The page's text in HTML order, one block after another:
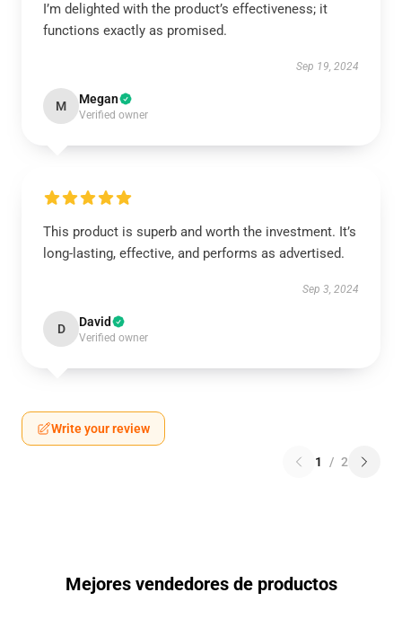
I’m delighted with the product’s effectiveness; it
functions exactly as promised.
Sep 19, 2024
M Megan
Verified owner
This product is superb and worth the investment. It’s
long-lasting, effective, and performs as advertised.
Sep 3, 2024
D David
Verified owner
Write your review
1 / 2
Mejores vendedores de productos